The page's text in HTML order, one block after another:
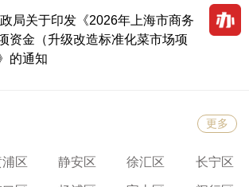
局关于印发《2026年上海市商务
资金（升级改造标准化菜市场项
的通知
更多
区 静安区 徐汇区 长宁区